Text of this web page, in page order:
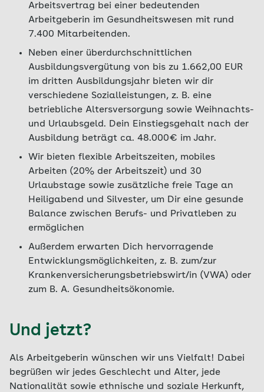
Arbeitsvertrag bei einer bedeutenden
Arbeitgeberin im Gesundheitswesen mit rund
7.400 Mitarbeitenden.
Neben einer überdurchschnittlichen
Ausbildungsvergütung von bis zu 1.662,00 EUR
im dritten Ausbildungsjahr bieten wir dir
verschiedene Sozialleistungen, z. B. eine
betriebliche Altersversorgung sowie Weihnachts-
und Urlaubsgeld. Dein Einstiegsgehalt nach der
Ausbildung beträgt ca. 48.000€ im Jahr.
Wir bieten flexible Arbeitszeiten, mobiles
Arbeiten (20% der Arbeitszeit) und 30
Urlaubstage sowie zusätzliche freie Tage an
Heiligabend und Silvester, um Dir eine gesunde
Balance zwischen Berufs- und Privatleben zu
ermöglichen
Außerdem erwarten Dich hervorragende
Entwicklungsmöglichkeiten, z. B. zum/zur
Krankenversicherungsbetriebswirt/in (VWA) oder
zum B. A. Gesundheitsökonomie.
Und jetzt?
Als Arbeitgeberin wünschen wir uns Vielfalt! Dabei
begrüßen wir jedes Geschlecht und Alter, jede
Nationalität sowie ethnische und soziale Herkunft,